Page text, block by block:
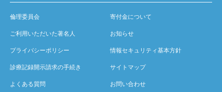
倫理委員会 寄付金について
ご利用いただいた著名人 お知らせ
プライバシーポリシー 情報セキュリティ基本方針
診療記録開示請求の手続き サイトマップ
よくある質問 お問い合わせ